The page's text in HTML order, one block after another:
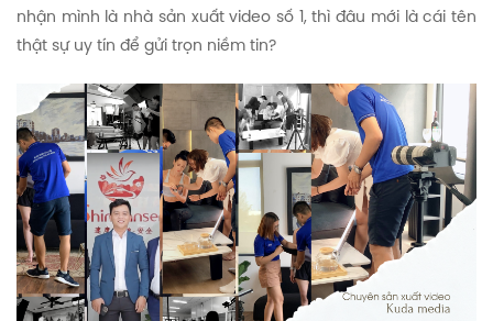
nhận mình là nhà sản xuất video số 1, thì đâu mới là cái tên
thật sự uy tín để gửi trọn niềm tin?